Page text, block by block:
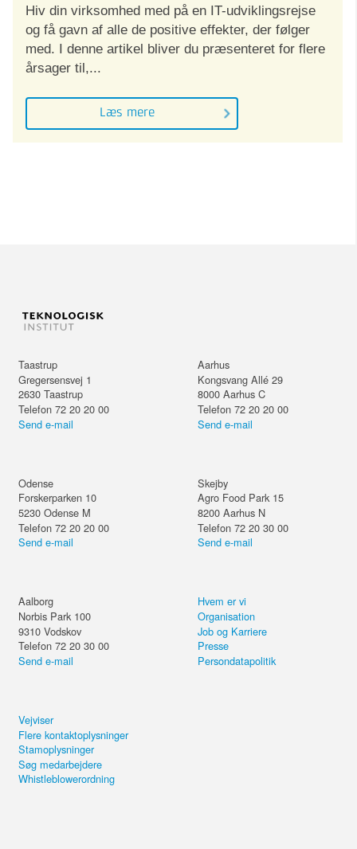
Hiv din virksomhed med på en IT-udviklingsrejse
og få gavn af alle de positive effekter, der følger
med. I denne artikel bliver du præsenteret for flere
årsager til,...
Læs mere
Taastrup
Gregersensvej 1
2630 Taastrup
Telefon 72 20 20 00
Send e-mail
Aarhus
Kongsvang Allé 29
8000 Aarhus C
Telefon 72 20 20 00
Send e-mail
Odense
Forskerparken 10
5230 Odense M
Telefon 72 20 20 00
Send e-mail
Skejby
Agro Food Park 15
8200 Aarhus N
Telefon 72 20 30 00
Send e-mail
Aalborg
Norbis Park 100
9310 Vodskov
Telefon 72 20 30 00
Send e-mail
Hvem er vi
Organisation
Job og Karriere
Presse
Persondatapolitik
Vejviser
Flere kontaktoplysninger
Stamoplysninger
Søg medarbejdere
Whistleblowerordning